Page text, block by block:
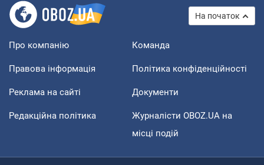
На початок
Про компанію Команда
Правова інформація Політика конфіденційності
Реклама на сайті Документи
Редакційна політика
Журналісти OBOZ.UA на
місці подій